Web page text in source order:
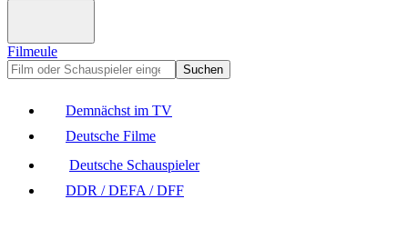
Filmeule
Suchen
Demnächst im TV
Deutsche Filme
Deutsche Schauspieler
DDR / DEFA / DFF